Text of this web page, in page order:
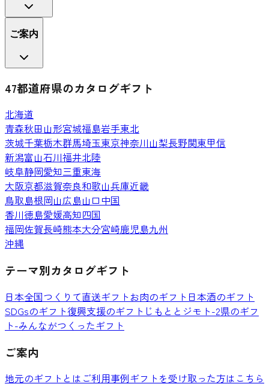
ご案内
47都道府県のカタログギフト
北海道
青森秋田 山形宮城福島岩手東北
茨城千葉栃木群馬埼玉東京神奈川山梨長野関東甲信
新潟富山石川福井北陸
岐阜静岡愛知三重東海
大阪京都滋賀奈良和歌山兵庫近畿
鳥取島根岡山広島山口 中国
香川徳島愛媛高知四国
福岡佐賀長崎熊本大分宮崎鹿児島九州
沖縄
テーマ別カタログギフト
日本全国つくりて直送ギフトお肉のギフト 日本酒のギフト
SDGsのギフト復興支援のギフト じもととジモト-2県のギフ
ト-みんながつくったギフト
ご案内
地元のギフトとは ご利用事例ギフトを受け取った方はこちら